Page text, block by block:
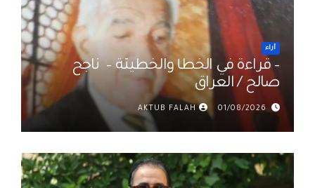
أراء
– قراءة في الخطأ والخطيئة – ناجح
صالح / العراق
01/08/2026
AKTUB FALAH